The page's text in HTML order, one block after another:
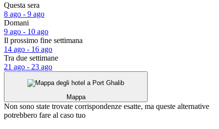
Questa sera
8 ago - 9 ago
Domani
9 ago - 10 ago
Il prossimo fine settimana
14 ago - 16 ago
Tra due settimane
21 ago - 23 ago
Mappa
Non sono state trovate corrispondenze esatte, ma queste alternative
potrebbero fare al caso tuo